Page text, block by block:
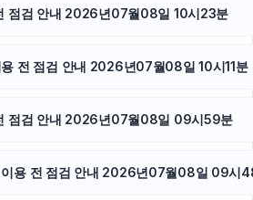
자동차담보대출
점검 안내 2026년07월08일 10시23분
전 점검 안내 2026년07월08일 10시11분
점검 안내 2026년07월08일 09시59분
이용 전 점검 안내 2026년07월08일 09시